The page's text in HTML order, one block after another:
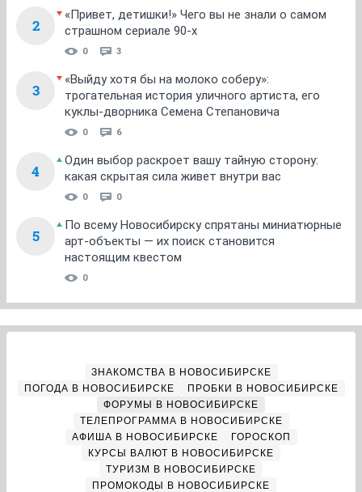
2
«Привет, детишки!» Чего вы не знали о самом
страшном сериале 90-х
0 3
3
«Выйду хотя бы на молоко соберу»:
трогательная история уличного артиста, его
куклы-дворника Семена Степановича
0 6
4
Один выбор раскроет вашу тайную сторону:
какая скрытая сила живет внутри вас
0 0
5
По всему Новосибирску спрятаны миниатюрные
арт-объекты — их поиск становится
настоящим квестом
0
ЗНАКОМСТВА В НОВОСИБИРСКЕ
ПОГОДА В НОВОСИБИРСКЕ
ПРОБКИ В НОВОСИБИРСКЕ
ФОРУМЫ В НОВОСИБИРСКЕ
ТЕЛЕПРОГРАММА В НОВОСИБИРСКЕ
АФИША В НОВОСИБИРСКЕ
ГОРОСКОП
КУРСЫ ВАЛЮТ В НОВОСИБИРСКЕ
ТУРИЗМ В НОВОСИБИРСКЕ
ПРОМОКОДЫ В НОВОСИБИРСКЕ